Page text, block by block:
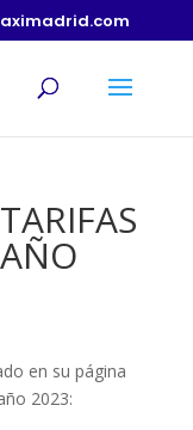
en su página
2023: